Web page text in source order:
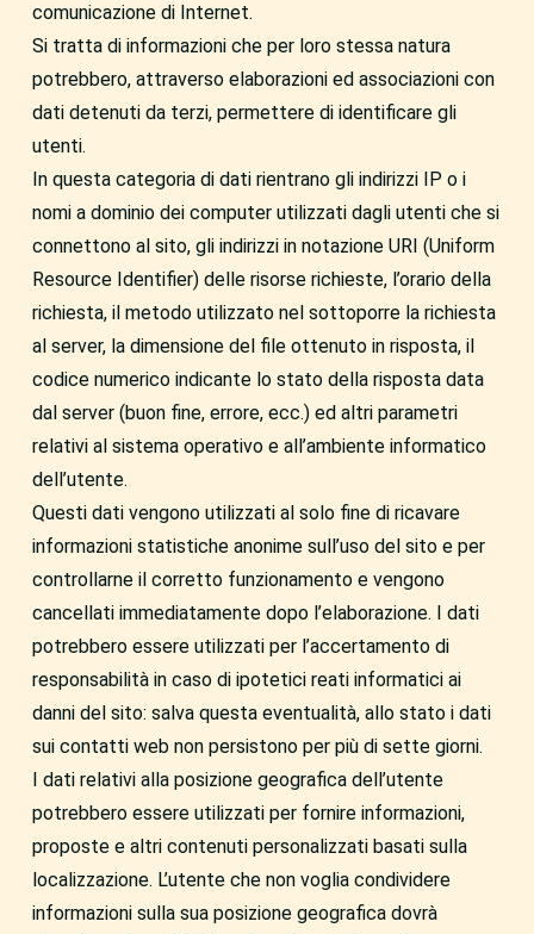
comunicazione di Internet.
Si tratta di informazioni che per loro stessa natura
potrebbero, attraverso elaborazioni ed associazioni con
dati detenuti da terzi, permettere di identificare gli
utenti.
In questa categoria di dati rientrano gli indirizzi IP o i
nomi a dominio dei computer utilizzati dagli utenti che si
connettono al sito, gli indirizzi in notazione URI (Uniform
Resource Identifier) delle risorse richieste, l’orario della
richiesta, il metodo utilizzato nel sottoporre la richiesta
al server, la dimensione del file ottenuto in risposta, il
codice numerico indicante lo stato della risposta data
dal server (buon fine, errore, ecc.) ed altri parametri
relativi al sistema operativo e all’ambiente informatico
dell’utente.
Questi dati vengono utilizzati al solo fine di ricavare
informazioni statistiche anonime sull’uso del sito e per
controllarne il corretto funzionamento e vengono
cancellati immediatamente dopo l’elaborazione. I dati
potrebbero essere utilizzati per l’accertamento di
responsabilità in caso di ipotetici reati informatici ai
danni del sito: salva questa eventualità, allo stato i dati
sui contatti web non persistono per più di sette giorni.
I dati relativi alla posizione geografica dell’utente
potrebbero essere utilizzati per fornire informazioni,
proposte e altri contenuti personalizzati basati sulla
localizzazione. L’utente che non voglia condividere
informazioni sulla sua posizione geografica dovrà